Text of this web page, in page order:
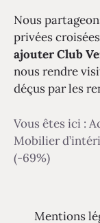
Nous
privées
ajouter Club
nous rendre
déçus par les
Vous êtes ici :
Mobilier
(-69%)
Mentions